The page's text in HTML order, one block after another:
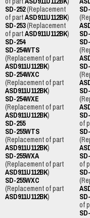
SD-252(Replacement
of partASD911U112BK)
SD-253(Replacement
of partASD911U112BK)
SD-254
SD-254WTS
(Replacement of part
ASD911U112BK)
SD-254WXC
(Replacement of part
ASD911U112BK)
SD-254WXE
(Replacement of part
ASD911U112BK)
SD-255
SD-255WTS
(Replacement of part
ASD911U112BK)
SD-255WXA
(Replacement of part
ASD911U112BK)
SD-255WXC
(Replacement of part
ASD911U112BK)
of
of
of